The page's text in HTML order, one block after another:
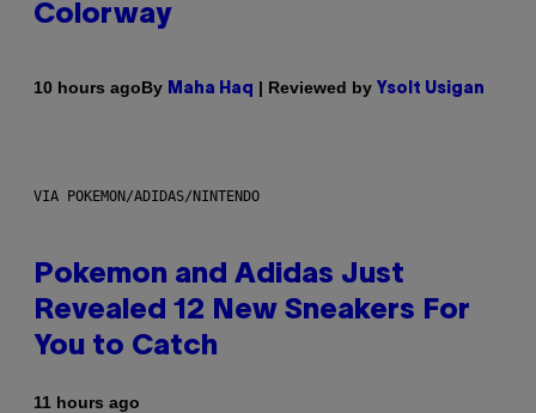
Colorway
10 hours agoBy Maha Haq | Reviewed by Ysolt Usigan
VIA POKEMON/ADIDAS/NINTENDO
Pokemon and Adidas Just
Revealed 12 New Sneakers For
You to Catch
11 hours ago